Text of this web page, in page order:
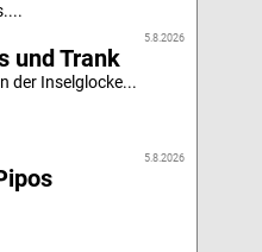
5.8.2026
und Trank
der Inselglocke...
5.8.2026